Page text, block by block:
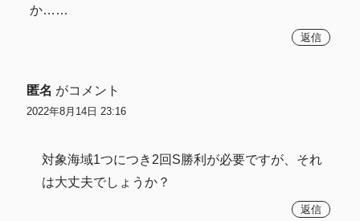
か……
返信
匿名 がコメント
2022年8月14日 23:16
対象海域1つにつき2回S勝利が必要ですが、それ
は大丈夫でしょうか？
返信